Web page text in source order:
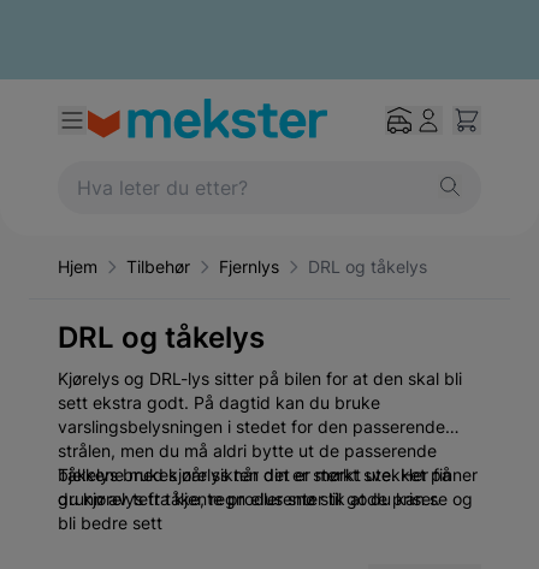
Hjem Tilbehør Fjernlys DRL og tåkelys
DRL og tåkelys
Kjørelys og DRL-lys sitter på bilen for at den skal bli
sett ekstra godt. På dagtid kan du bruke
varslingsbelysningen i stedet for den passerende
strålen, men du må aldri bytte ut de passerende
bjelkene med kjørelys når det er mørkt ute. Her finner
du kjørelys fra kjente produsenter til gode priser.
Tåkelys brukes når sikten din er sterkt svekket på
grunn av tett tåke, regn eller snø slik at du kan se og
bli bedre sett